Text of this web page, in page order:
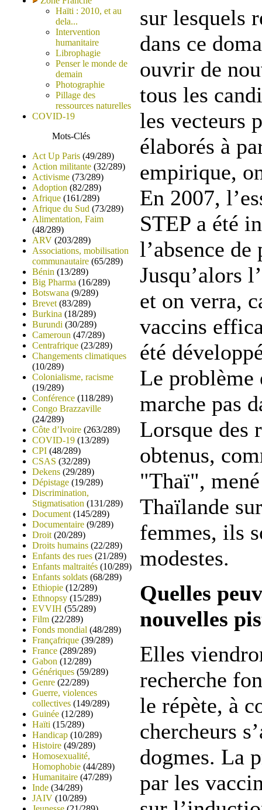
Haïti : 2010, et au
dela...
Intervention
humanitaire
Librophagie
Penser le monde de
demain
Photographie
Pillage des
ressources naturelles
COVID-19
Mots-Clés
Act Up Paris (49/289)
Action militante (32/289)
Activisme (73/289)
Adoption (82/289)
Afrique (161/289)
Afrique du Sud (73/289)
Alimentation, Faim
(48/289)
ARV (203/289)
Associations, mobilisation
communautaire (65/289)
Bénin (13/289)
Big Pharma (16/289)
Botswana (9/289)
Brevet (83/289)
Burkina (18/289)
Burundi (30/289)
Cameroun (47/289)
Centrafrique (23/289)
Changements climatiques
(10/289)
Colonialisme, racisme
(19/289)
Conférence (118/289)
Congo Brazzaville
(24/289)
Côte d’Ivoire (263/289)
COVID-19 (13/289)
CPI (48/289)
CSAS (32/289)
Dekens (29/289)
Dépistage (19/289)
Discrimination,
Stigmatisation (131/289)
Document (145/289)
Documentaire (9/289)
Droit (20/289)
Droits humains (22/289)
Enfants des rues (21/289)
Enfants maltraités (10/289)
Enfants soldats (68/289)
Ethiopie (12/289)
Ethnopsy (15/289)
EVVIH (55/289)
Film (22/289)
Fonds mondial (48/289)
Françafrique (39/289)
France (289/289)
Gabon (12/289)
Génériques (59/289)
Genre (22/289)
Guerre, violences
collectives (149/289)
Guinée (12/289)
Haïti (15/289)
Handicap (10/289)
Histoire (49/289)
Homosexualité,
Homophobie (44/289)
Humanitaire (47/289)
Inde (34/289)
JAIV (10/289)
sur lesquels
dans ce
ouvrir de
tous les
les vecteurs
élaborés à
empirique,
En 2007,
STEP a été
l’absence
Jusqu’alors
et on verra,
vaccins
été
Le problème
marche pas
Lorsque des
obtenus,
"Thaï",
Thaïlande
femmes, ils
modestes.
Quelles
nouvelles
Elles
recherche
le répète, à
chercheurs
dogmes. La
par les